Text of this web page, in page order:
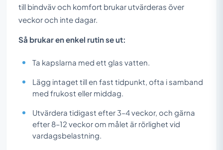
till bindväv och komfort brukar utvärderas över
veckor och inte dagar.
Så brukar en enkel rutin se ut:
Ta kapslarna med ett glas vatten.
Lägg intaget till en fast tidpunkt, ofta i samband
med frukost eller middag.
Utvärdera tidigast efter 3–4 veckor, och gärna
efter 8–12 veckor om målet är rörlighet vid
vardagsbelastning.